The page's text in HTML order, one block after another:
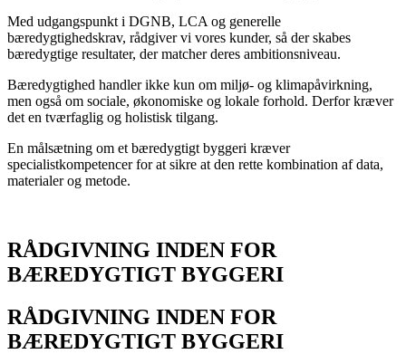
Med udgangspunkt i DGNB, LCA og generelle
bæredygtighedskrav, rådgiver vi vores kunder, så der skabes
bæredygtige resultater, der matcher deres ambitionsniveau.
Bæredygtighed handler ikke kun om miljø- og klimapåvirkning,
men også om sociale, økonomiske og lokale forhold. Derfor kræver
det en tværfaglig og holistisk tilgang.
En målsætning om et bæredygtigt byggeri kræver
specialistkompetencer for at sikre at den rette kombination af data,
materialer og metode.
RÅDGIVNING INDEN FOR
BÆREDYGTIGT BYGGERI
RÅDGIVNING INDEN FOR
BÆREDYGTIGT BYGGERI